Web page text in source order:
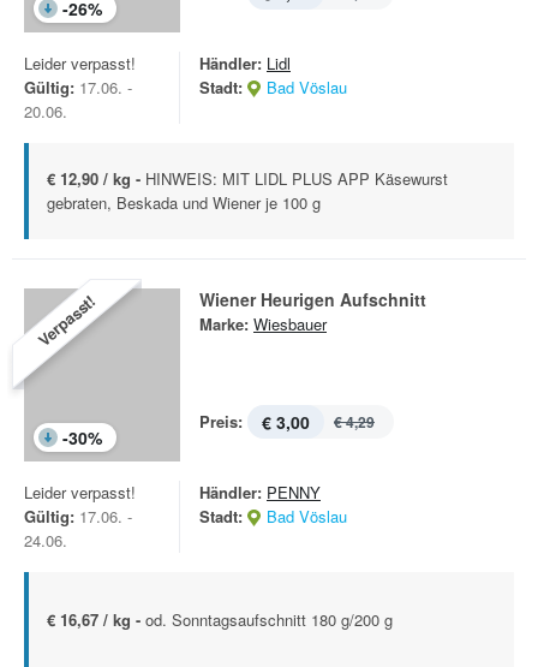
-26%
Leider verpasst!
Gültig: 17.06. -
20.06.
Händler: Lidl
Stadt:
Bad Vöslau
€ 12,90 / kg - HINWEIS: MIT LIDL PLUS APP Käsewurst
gebraten, Beskada und Wiener je 100 g
Verpasst!
-30%
Wiener Heurigen Aufschnitt
Marke: Wiesbauer
Preis: € 3,00 € 4,29
Leider verpasst!
Gültig: 17.06. -
24.06.
Händler: PENNY
Stadt:
Bad Vöslau
€ 16,67 / kg - od. Sonntagsaufschnitt 180 g/200 g